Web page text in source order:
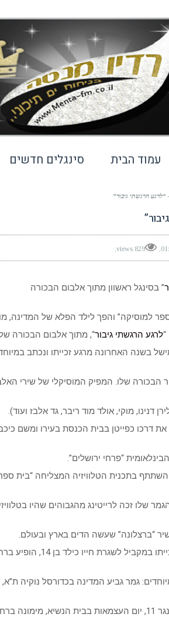
עמוד הבית סינגלים חדשים
“לרגע הרגשתי גיבור”
829 views
” בסינגל ראשוון מתוך אלבום הבכורה
למוסיקה” והפך לילד הפלא של המדינה,
“לרגע הרגשתי גיבור“, מתוך אלבום הבכורה
בשנה האחרונה מרגע זכייתו ונכתב
דנינו, מוקי, אולד מוד ריבר, גד אלבז ועוד).
“פרחי ירושלים”.
בתכנית הטלוויזיה המצליחה “בית
שלו זכה לרייטינג מהגבוהים שהיו
“ברצלונה” שעשה הדים בארץ ובעולם.
חייו כילד בן 14, הופיע ברחבי הארץ
גמר גביע המדינה בכדורסל נוקיה ת”א,
הארץ,